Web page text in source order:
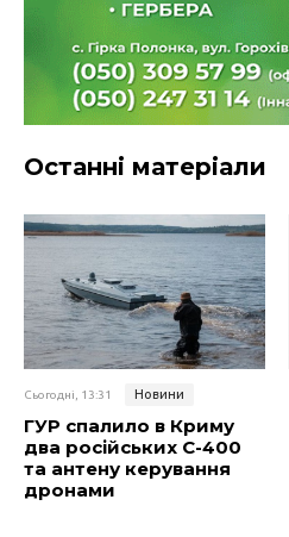
Останні матеріали
Сьогодні, 13:31 Новини
ГУР спалило в Криму
два російських C-400
та антену керування
дронами